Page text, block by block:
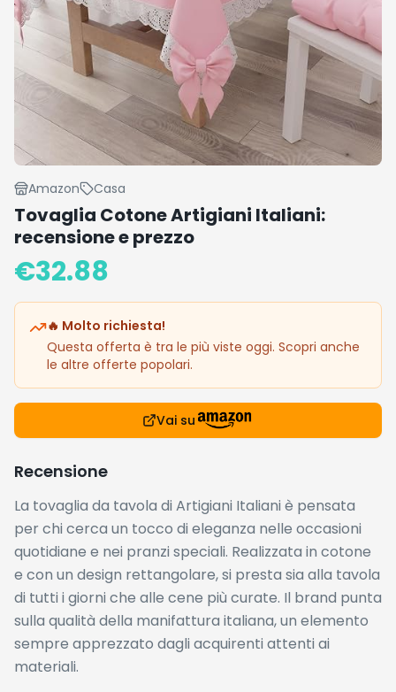
Amazon Casa
Tovaglia Cotone Artigiani Italiani:
recensione e prezzo
€32.88
🔥 Molto richiesta!
Questa offerta è tra le più viste oggi. Scopri anche
le altre offerte popolari.
Vai su
Recensione
La tovaglia da tavola di Artigiani Italiani è pensata
per chi cerca un tocco di eleganza nelle occasioni
quotidiane e nei pranzi speciali. Realizzata in cotone
e con un design rettangolare, si presta sia alla tavola
di tutti i giorni che alle cene più curate. Il brand punta
sulla qualità della manifattura italiana, un elemento
sempre apprezzato dagli acquirenti attenti ai
materiali.